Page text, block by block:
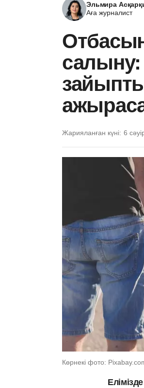
Эльмира
Аға журналист
салыну:
Жарияланған күні: 6
Көрнекі фото: